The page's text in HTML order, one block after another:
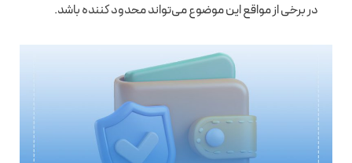
در برخی از مواقع این موضوع می‌تواند محدود کننده باشد.